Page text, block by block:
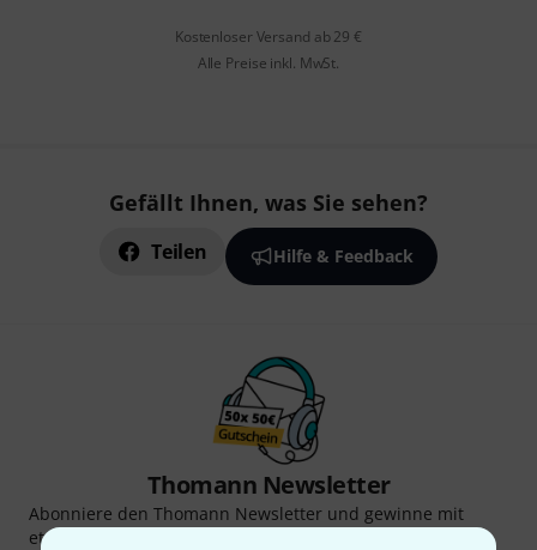
Kostenloser Versand ab 29 €
Alle Preise inkl. MwSt.
Gefällt Ihnen, was Sie sehen?
Teilen Hilfe & Feedback
Thomann Newsletter
Abonniere den Thomann Newsletter und gewinne mit
etwas Glück einen von